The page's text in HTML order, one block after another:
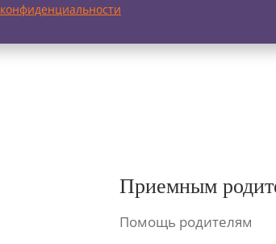
конфиденциальности
Приемным
Помощь родителям